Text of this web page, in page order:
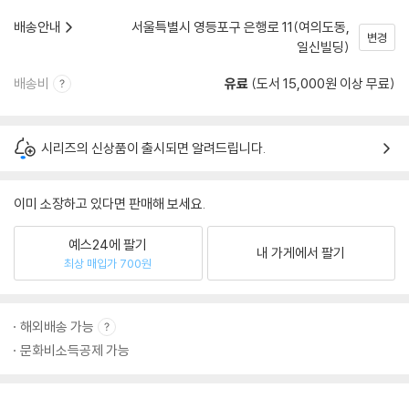
배송안내
서울특별시 영등포구 은행로 11(여의도동,
일신빌딩)
변경
배송비 유료 (도서 15,000원 이상 무료)
시리즈의 신상품이 출시되면 알려드립니다.
이미 소장하고 있다면 판매해 보세요.
예스24에 팔기
최상 매입가 700원
내 가게에서 팔기
해외배송 가능
문화비소득공제 가능